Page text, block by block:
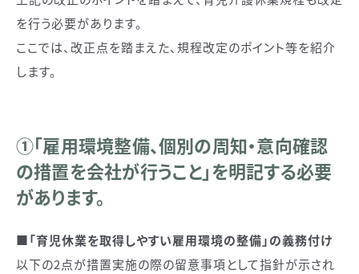
を行う必要があります。
ここでは、改正点を踏まえた、規程改定のポイント等を紹介
します。
①「雇用環境整備、個別の周知・意向確認
の措置を会社が行うこと」を明記する必要
があります。
■「育児休業を取得しやすい雇用環境の整備」の義務付け
以下の2点が措置実施の際の留意事項として指針が示され